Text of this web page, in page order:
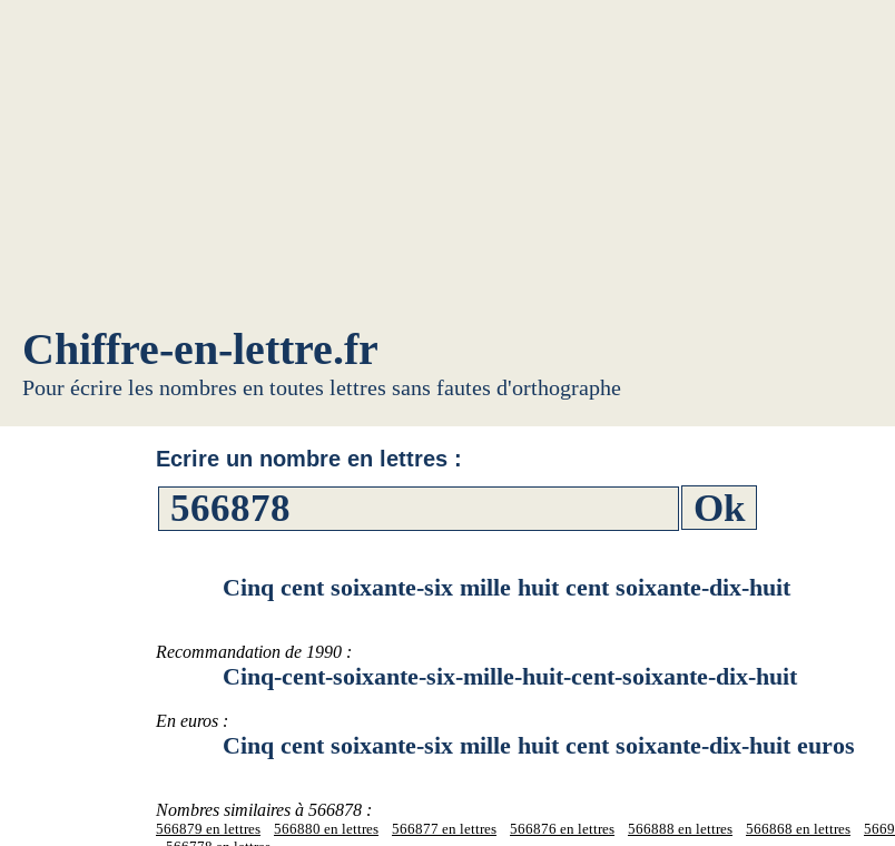
Chiffre-en-lettre.fr
Pour écrire les nombres en toutes lettres sans fautes d'orthographe
Ecrire un nombre en lettres :
Cinq cent soixante-six mille huit cent soixante-dix-huit
Recommandation de 1990 :
Cinq-cent-soixante-six-mille-huit-cent-soixante-dix-huit
En euros :
Cinq cent soixante-six mille huit cent soixante-dix-huit euros
Nombres similaires à 566878 :
566879 en lettres 566880 en lettres 566877 en lettres 566876 en lettres 566888 en lettres 566868 en lettres